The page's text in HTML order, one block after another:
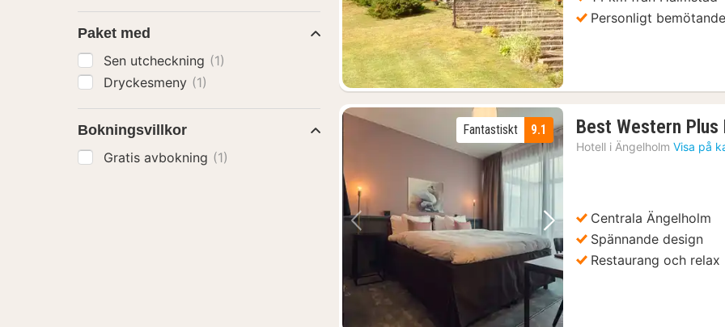
Personligt bemötande
Föregående bild Nästa bild
9.1
Fantastiskt Best Western Plus
Hotell i Ängelholm Visa på
Centrala Ängelholm
Spännande design
Restaurang och relax
Paket med
Sen utcheckning (1)
Dryckesmeny (1)
Bokningsvillkor
Gratis avbokning (1)